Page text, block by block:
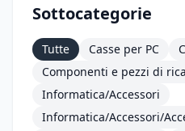
Sottocategorie
Tutte Casse per PC
Componenti e pezzi di
Informatica/Accessori
Informatica/Accessori/